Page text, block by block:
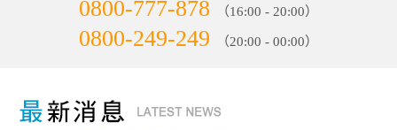
0800-777-878 （16:00 - 20:00）
0800-249-249 （20:00 - 00:00）